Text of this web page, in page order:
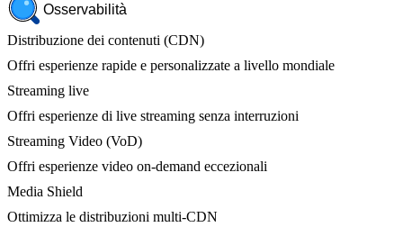
Osservabilità
Distribuzione dei contenuti (CDN)
Offri esperienze rapide e personalizzate a livello mondiale
Streaming live
Offri esperienze di live streaming senza interruzioni
Streaming Video (VoD)
Offri esperienze video on-demand eccezionali
Media Shield
Ottimizza le distribuzioni multi-CDN